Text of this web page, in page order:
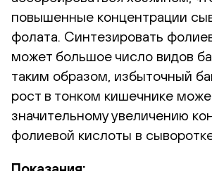
повышенные концентрации
фолата. Синтезировать
может большое число видов
таким образом, избыточный
рост в тонком кишечнике
значительному увеличению
фолиевой кислоты в